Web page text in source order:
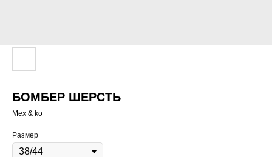
БОМБЕР ШЕРСТЬ
Mex & ko
Размер